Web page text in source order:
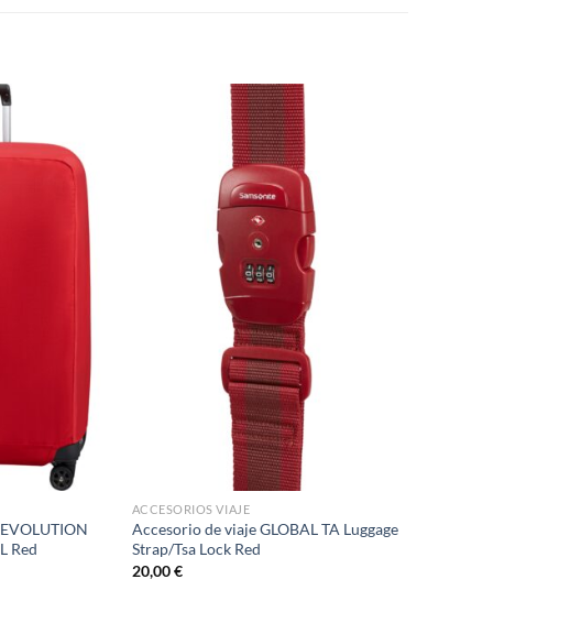
Red
ACCESORIOS VIAJE
Accesorio de viaje GLOBAL TA Luggage
Strap/Tsa Lock Red
20,00€